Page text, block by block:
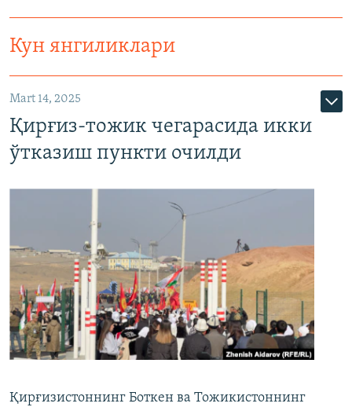
Кун янгиликлари
Mart 14, 2025
Қирғиз-тожик чегарасида икки
ўтказиш пункти очилди
Қирғизистоннинг Боткен ва Тожикистоннинг